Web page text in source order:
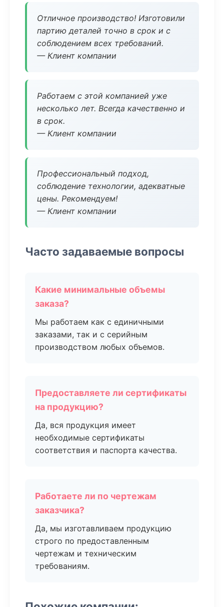
Отличное производство! Изготовили
партию деталей точно в срок и с
соблюдением всех требований.
— Клиент компании
Работаем с этой компанией уже
несколько лет. Всегда качественно и
в срок.
— Клиент компании
Профессиональный подход,
соблюдение технологии, адекватные
цены. Рекомендуем!
— Клиент компании
Часто задаваемые вопросы
Какие минимальные объемы
заказа?
Мы работаем как с единичными
заказами, так и с серийным
производством любых объемов.
Предоставляете ли сертификаты
на продукцию?
Да, вся продукция имеет
необходимые сертификаты
соответствия и паспорта качества.
Работаете ли по чертежам
заказчика?
Да, мы изготавливаем продукцию
строго по предоставленным
чертежам и техническим
требованиям.